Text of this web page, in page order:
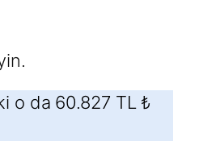
o da 60.827 TL ₺